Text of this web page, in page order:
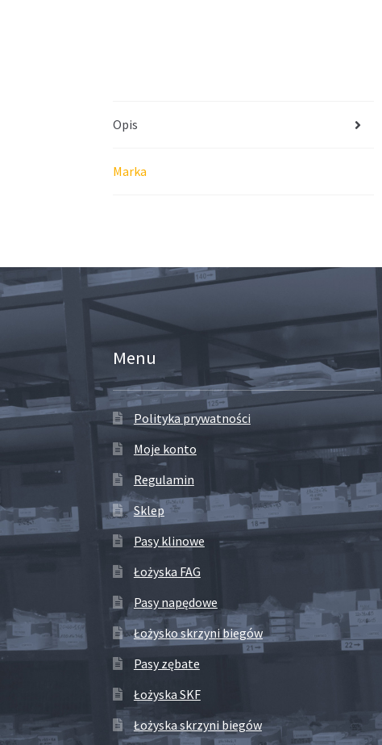
Opis
Marka
Menu
Polityka prywatności
Moje konto
Regulamin
Sklep
Pasy klinowe
Łożyska FAG
Pasy napędowe
Łożysko skrzyni biegów
Pasy zębate
Łożyska SKF
Łożyska skrzyni biegów